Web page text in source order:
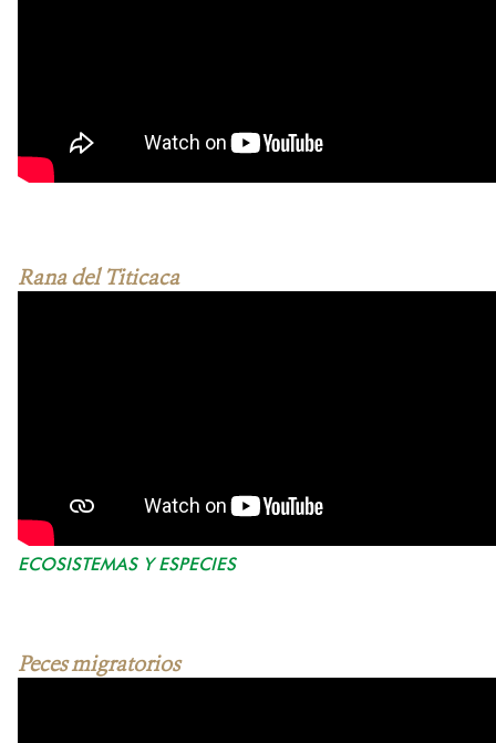
Rana del Titicaca
ECOSISTEMAS Y ESPECIES
Peces migratorios